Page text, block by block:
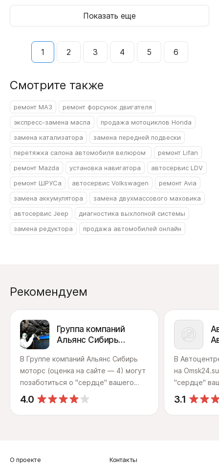
Показать еще
1 2 3 4 5 6
Смотрите также
ремонт МАЗ
ремонт форсунок двигателя
экспресс-замена масла
продажа мотоциклов Honda
замена катализатора
замена передней подвески
перетяжка салона автомобиля велюром
ремонт Lifan
ремонт Mazda
установка навигатора
автосервис LDV
ремонт ШРУСа
автосервис Volkswagen
ремонт Avia
замена аккумулятора
замена двухмассового маховика
автосервис Jeep
диагностика выхлопной системы
замена редуктора
продажа автомобилей онлайн
Рекомендуем
Группа компаний
Альянс Сибирь
В Группе компаний Альянс Сибирь
моторс (оценка на сайте — 4) могут
позаботиться о "сердце" вашего
авто. К специалистам компании
нужно обратиться, если вы
обнаружили необычные звуки при
4.0
В
на
"сердце"
3.1
О проекте Контакты